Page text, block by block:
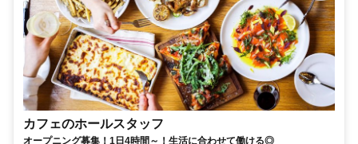
カフェのホールスタッフ
オープニング募集！1日4時間～！生活に合わせて働ける◎